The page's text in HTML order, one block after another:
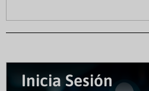
Inicia Sesión